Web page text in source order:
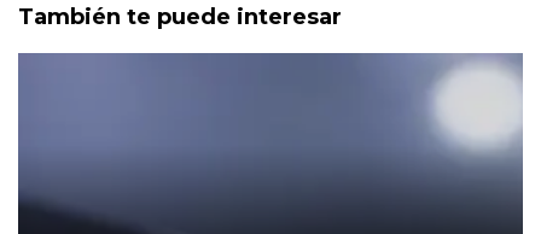
También te puede interesar